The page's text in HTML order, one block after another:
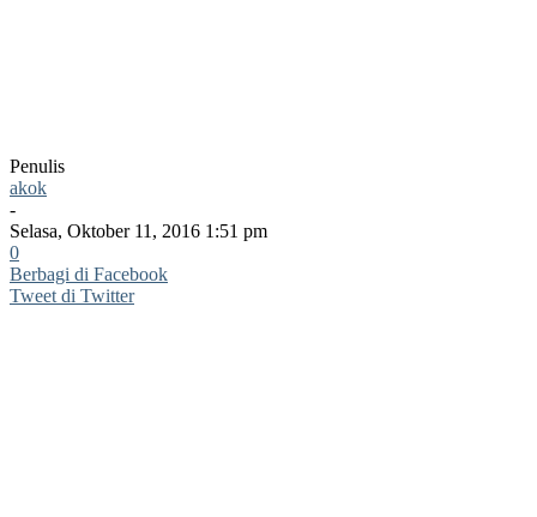
Penulis
akok
-
Selasa, Oktober 11, 2016 1:51 pm
0
Berbagi di Facebook
Tweet di Twitter